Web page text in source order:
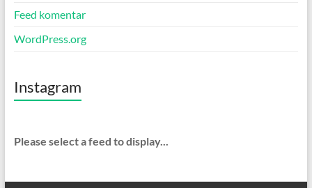
Feed komentar
WordPress.org
Instagram
Please select a feed to display...